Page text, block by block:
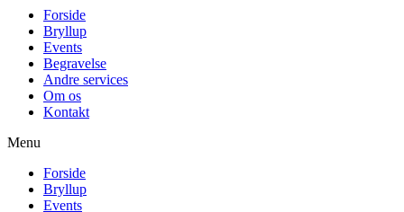
Forside
Bryllup
Events
Begravelse
Andre services
Om os
Kontakt
Menu
Forside
Bryllup
Events